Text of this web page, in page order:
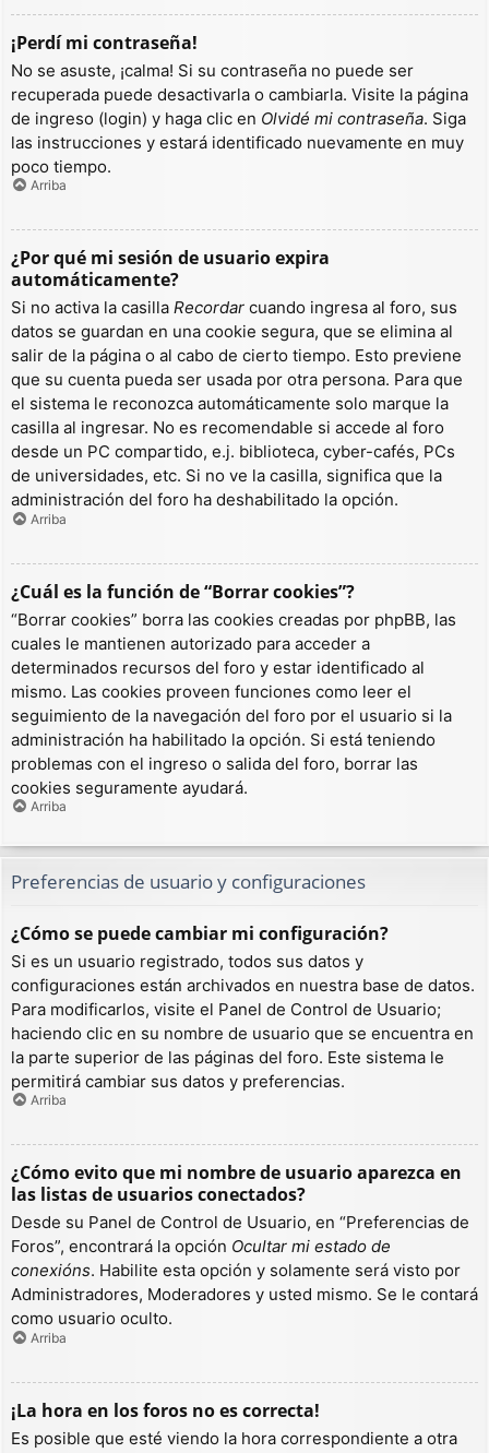
¡Perdí mi contraseña!
No se asuste, ¡calma! Si su contraseña no puede ser
recuperada puede desactivarla o cambiarla. Visite la página
de ingreso (login) y haga clic en Olvidé mi contraseña. Siga
las instrucciones y estará identificado nuevamente en muy
poco tiempo.
Arriba
¿Por qué mi sesión de usuario expira
automáticamente?
Si no activa la casilla Recordar cuando ingresa al foro, sus
datos se guardan en una cookie segura, que se elimina al
salir de la página o al cabo de cierto tiempo. Esto previene
que su cuenta pueda ser usada por otra persona. Para que
el sistema le reconozca automáticamente solo marque la
casilla al ingresar. No es recomendable si accede al foro
desde un PC compartido, e.j. biblioteca, cyber-cafés, PCs
de universidades, etc. Si no ve la casilla, significa que la
administración del foro ha deshabilitado la opción.
Arriba
¿Cuál es la función de “Borrar cookies”?
“Borrar cookies” borra las cookies creadas por phpBB, las
cuales le mantienen autorizado para acceder a
determinados recursos del foro y estar identificado al
mismo. Las cookies proveen funciones como leer el
seguimiento de la navegación del foro por el usuario si la
administración ha habilitado la opción. Si está teniendo
problemas con el ingreso o salida del foro, borrar las
cookies seguramente ayudará.
Arriba
Preferencias de usuario y configuraciones
¿Cómo se puede cambiar mi configuración?
Si es un usuario registrado, todos sus datos y
configuraciones están archivados en nuestra base de datos.
Para modificarlos, visite el Panel de Control de Usuario;
haciendo clic en su nombre de usuario que se encuentra en
la parte superior de las páginas del foro. Este sistema le
permitirá cambiar sus datos y preferencias.
Arriba
¿Cómo evito que mi nombre de usuario aparezca en
las listas de usuarios conectados?
Desde su Panel de Control de Usuario, en “Preferencias de
Foros”, encontrará la opción Ocultar mi estado de
conexións. Habilite esta opción y solamente será visto por
Administradores, Moderadores y usted mismo. Se le contará
como usuario oculto.
Arriba
¡La hora en los foros no es correcta!
Es posible que esté viendo la hora correspondiente a otra